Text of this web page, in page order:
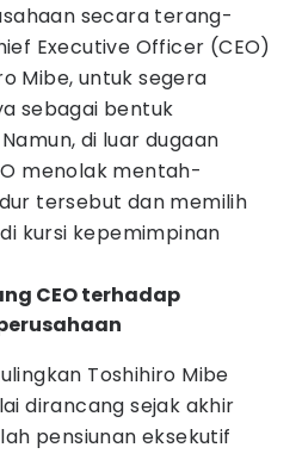
secara terang-
Executive Officer (CEO)
Mibe, untuk segera
sebagai bentuk
di luar dugaan
menolak mentah-
tersebut dan memilih
kursi kepemimpinan
CEO terhadap
Toshihiro Mibe
dirancang sejak akhir
pensiunan eksekutif